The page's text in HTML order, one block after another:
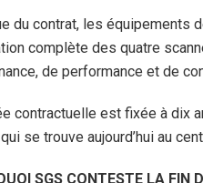
du contrat, les équipements
complète des quatre
de performance et de
contractuelle est fixée à dix
se trouve aujourd’hui au
SGS CONTESTE LA FIN